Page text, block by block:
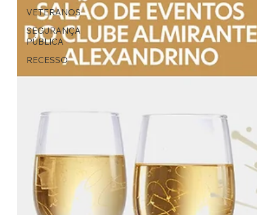
VETERANOS
SEGURANÇA
PÚBLICA
RECESSO